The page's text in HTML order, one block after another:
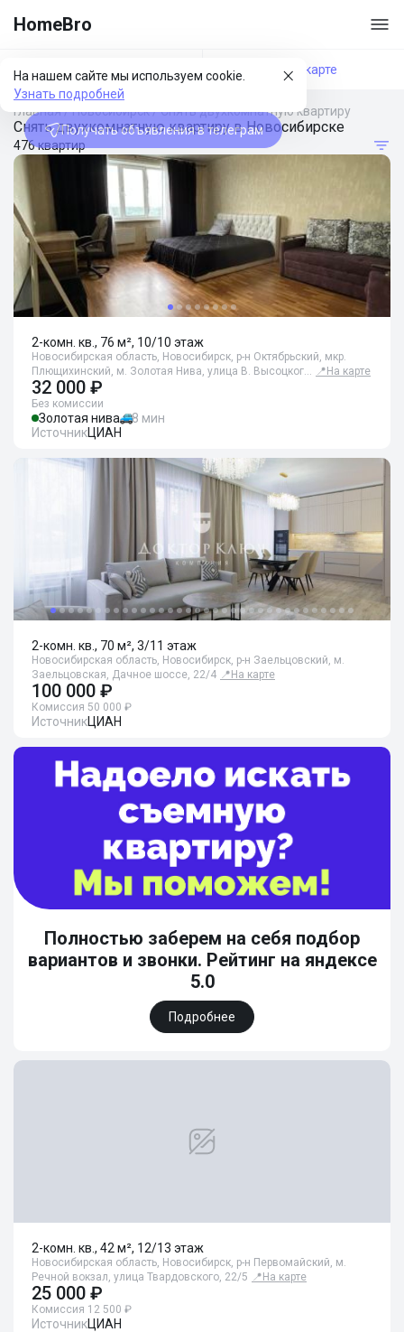
HomeBro
На нашем сайте мы используем cookie.
Узнать подробней
Получать объявления в телеграм
Фильтры На карте
Главная/Новосибирск/Снять двухкомнатную квартиру
Снять двухкомнатную квартиру в Новосибирске
476 квартир
2-комн. кв., 76 м², 10/10 этаж
Новосибирская область, Новосибирск, р-н Октябрьский, мкр.
Плющихинский, м. Золотая Нива, улица В. Высоцког… 📍 На карте
32 000 ₽
Без комиссии
Золотая нива
8 мин
ИсточникЦИАН
2-комн. кв., 70 м², 3/11 этаж
Новосибирская область, Новосибирск, р-н Заельцовский, м.
Заельцовская, Дачное шоссе, 22/4 📍 На карте
100 000 ₽
Комиссия 50 000 ₽
ИсточникЦИАН
Полностью заберем на себя подбор
вариантов и звонки. Рейтинг на яндексе
5.0
Подробнее
2-комн. кв., 42 м², 12/13 этаж
Новосибирская область, Новосибирск, р-н Первомайский, м.
Речной вокзал, улица Твардовского, 22/5 📍 На карте
25 000 ₽
Комиссия 12 500 ₽
ИсточникЦИАН